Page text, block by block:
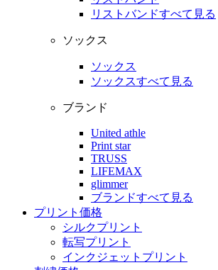
リストバンドすべて見る
ソックス
ソックス
ソックスすべて見る
ブランド
United athle
Print star
TRUSS
LIFEMAX
glimmer
ブランドすべて見る
プリント価格
シルクプリント
転写プリント
インクジェットプリント